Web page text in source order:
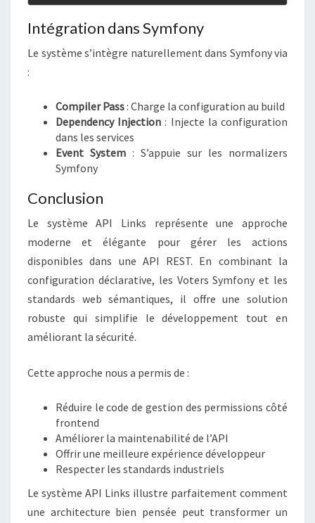
Intégration dans Symfony
Le système s’intègre naturellement dans Symfony via
:
Compiler Pass: Charge la configuration au build
Dependency Injection : Injecte la configuration
dans les services
Event System : S’appuie sur les normalizers
Symfony
Conclusion
Le système API Links représente une approche
moderne et élégante pour gérer les actions
disponibles dans une API REST. En combinant la
configuration déclarative, les Voters Symfony et les
standards web sémantiques, il offre une solution
robuste qui simplifie le développement tout en
améliorant la sécurité.
Cette approche nous a permis de :
Réduire le code de gestion des permissions côté
frontend
Améliorer la maintenabilité de l’API
Offrir une meilleure expérience développeur
Respecter les standards industriels
Le système API Links illustre parfaitement comment
une architecture bien pensée peut transformer un